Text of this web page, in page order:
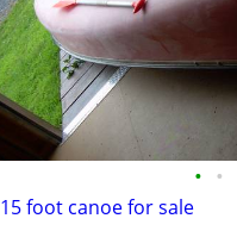
• •
15 foot canoe for sale